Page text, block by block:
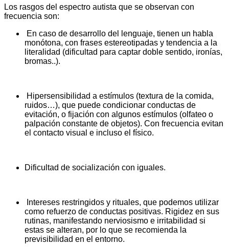
Los rasgos del espectro autista que se observan con
frecuencia son:
En caso de desarrollo del lenguaje, tienen un habla
monótona, con frases estereotipadas y tendencia a la
literalidad (dificultad para captar doble sentido, ironías,
bromas..).
Hipersensibilidad a estímulos (textura de la comida,
ruidos…), que puede condicionar conductas de
evitación, o fijación con algunos estímulos (olfateo o
palpación constante de objetos). Con frecuencia evitan
el contacto visual e incluso el físico.
Dificultad de socialización con iguales.
Intereses restringidos y rituales, que podemos utilizar
como refuerzo de conductas positivas. Rigidez en sus
rutinas, manifestando nerviosismo e irritabilidad si
estas se alteran, por lo que se recomienda la
previsibilidad en el entorno.